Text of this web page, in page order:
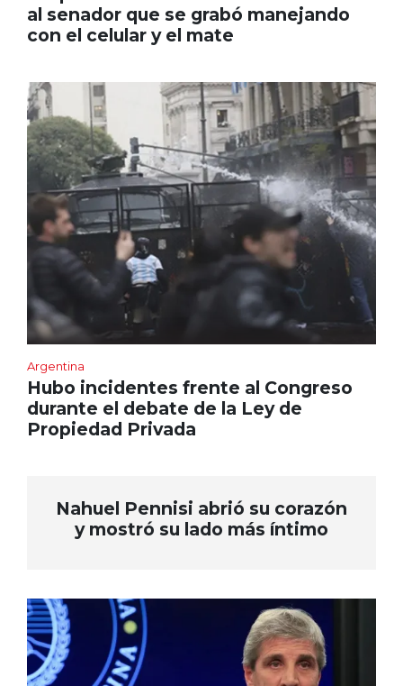
al senador que se grabó manejando
con el celular y el mate
Argentina
Hubo incidentes frente al Congreso
durante el debate de la Ley de
Propiedad Privada
Nahuel Pennisi abrió su corazón
y mostró su lado más íntimo